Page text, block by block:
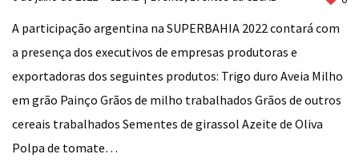
A participação argentina na SUPERBAHIA 2022 contará com
a presença dos executivos de empresas produtoras e
exportadoras dos seguintes produtos: Trigo duro Aveia Milho
em grão Painço Grãos de milho trabalhados Grãos de outros
cereais trabalhados Sementes de girassol Azeite de Oliva
Polpa de tomate…